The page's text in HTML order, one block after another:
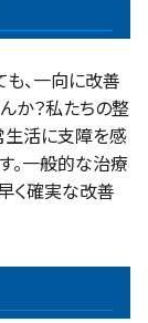
、一向に改善
か？私たちの整
生活に支障を感
。一般的な治療
く確実な改善